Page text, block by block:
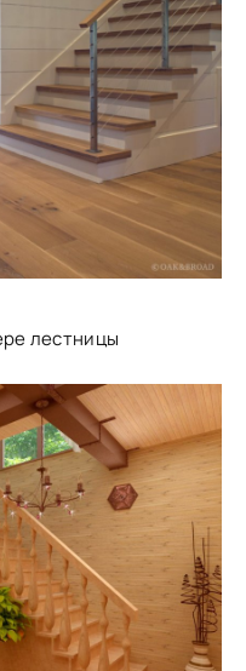
лестницы